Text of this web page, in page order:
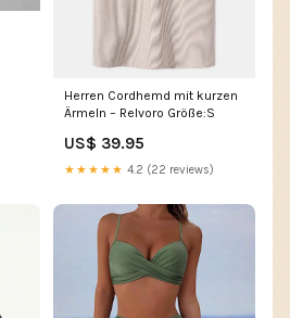
Herren Cordhemd mit kurzen
Ärmeln – Relvoro Größe:S
US$ 39.95
★★★★★ 4.2 (22 reviews)